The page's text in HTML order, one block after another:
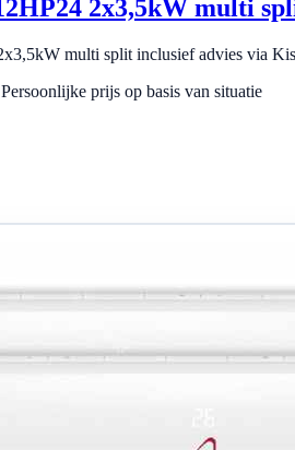
2x3,5kW multi
multi split inclusief advies via
Persoonlijke prijs op basis van situatie